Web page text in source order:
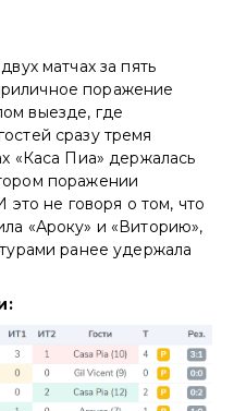
матчах за пять
поражение
выезде, где
сразу тремя
«Каса Пиа» держалась
поражении
это не говоря о том, что
«Ароку» и «Виторию»,
ранее удержала